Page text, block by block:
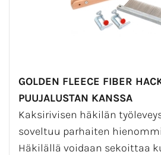
GOLDEN FLEECE FIBER
PUUJALUSTAN KANSSA
Kaksirivisen häkilän
soveltuu parhaiten
Häkilällä voidaan sekoittaa